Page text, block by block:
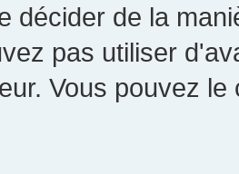
décider de la
pas utiliser
Vous pouvez